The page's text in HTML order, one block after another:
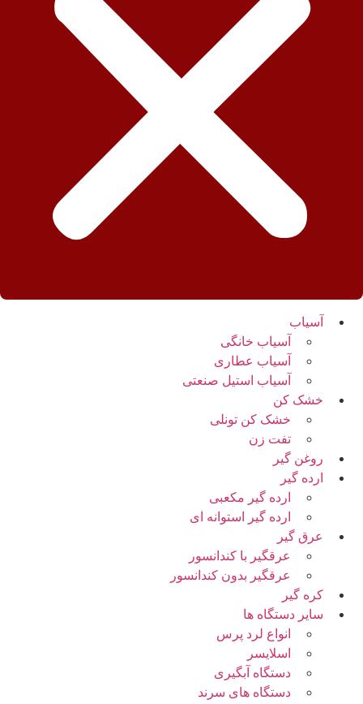
آسیاب
آسیاب خانگی
آسیاب عطاری
آسیاب استیل صنعتی
خشک کن
خشک کن تونلی
تفت زن
روغن گیر
ارده گیر
ارده گیر مکعبی
ارده گیر استوانه ای
عرق گیر
عرقگیر با کندانسور
عرقگیر بدون کندانسور
کره گیر
سایر دستگاه ها
انواع لرد پرس
اسلایسر
دستگاه آبگیری
دستگاه های سرند